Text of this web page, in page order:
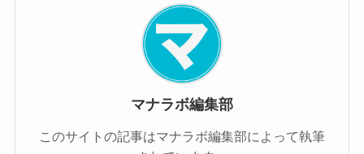
マナラボ編集部
このサイトの記事はマナラボ編集部によって執筆